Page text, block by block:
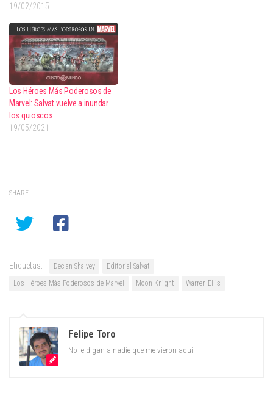
19/02/2015
Los Héroes Más Poderosos de
Marvel: Salvat vuelve a inundar
los quioscos
19/05/2021
SHARE
Etiquetas: Declan Shalvey
Editorial Salvat
Los Héroes Más Poderosos de Marvel
Moon Knight Warren Ellis
Felipe Toro
No le digan a nadie que me vieron aquí.